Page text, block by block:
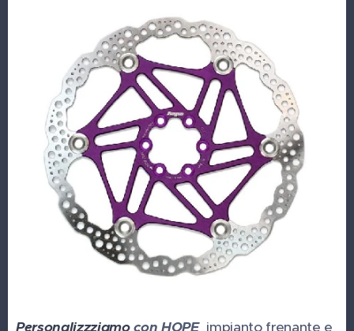
Personalizzziamocon HOPE impianto frenante e